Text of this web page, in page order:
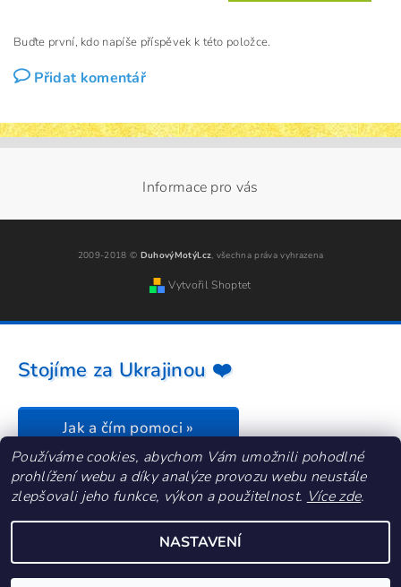
Buďte první, kdo napíše příspěvek k této položce.
Přidat komentář
Informace pro vás
2009-2018 © DuhovýMotýl.cz, všechna práva vyhrazena
Vytvořil Shoptet
Používáme cookies, abychom Vám umožnili pohodlné
prohlížení webu a díky analýze provozu webu neustále
zlepšovali jeho funkce, výkon a použitelnost. Více zde.
NASTAVENÍ
Stojíme za Ukrajinou ❤️
Jak a čím pomoci »